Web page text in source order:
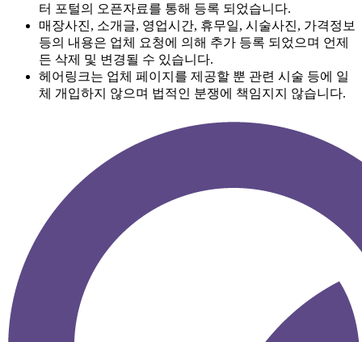
터 포털의 오픈자료를 통해 등록 되었습니다.
매장사진, 소개글, 영업시간, 휴무일, 시술사진, 가격정보
등의 내용은 업체 요청에 의해 추가 등록 되었으며 언제
든 삭제 및 변경될 수 있습니다.
헤어링크는 업체 페이지를 제공할 뿐 관련 시술 등에 일
체 개입하지 않으며 법적인 분쟁에 책임지지 않습니다.